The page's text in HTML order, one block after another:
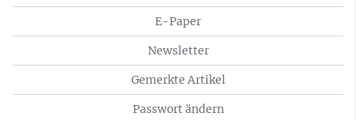
E-Paper
Newsletter
Gemerkte Artikel
Passwort ändern